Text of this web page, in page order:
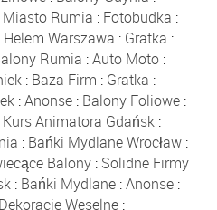
Miasto Rumia : Fotobudka :
Warszawa : Gratka :
Rumia :Auto Moto :
: Baza Firm : Gratka :
:Anonse : Balony Foliowe :
Kurs Animatora Gdańsk :
: Bańki Mydlane Wrocław:
Balony: Solidne Firmy
: Bańki Mydlane:Anonse:
Dekoracje Weselne :